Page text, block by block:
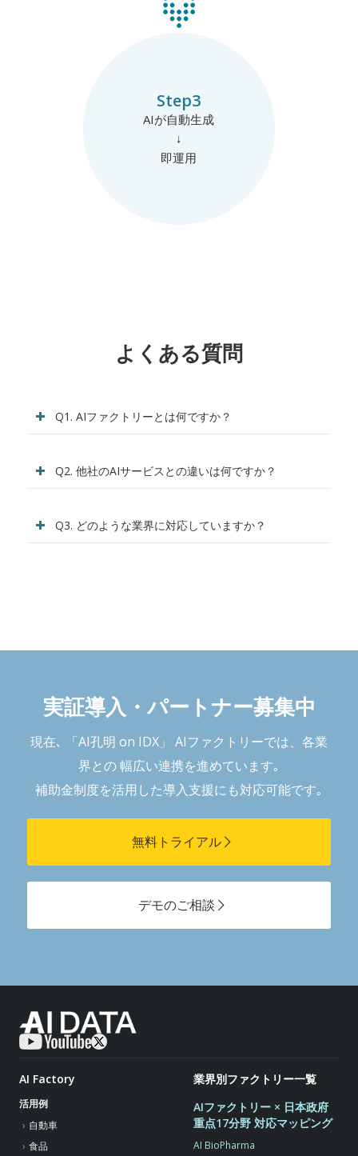
Step3
AIが自動生成
↓
即運用
よくある質問
Q1. AIファクトリーとは何ですか？
Q2. 他社のAIサービスとの違いは何ですか？
Q3. どのような業界に対応していますか？
実証導入・パートナー募集中
現在､ 「AI孔明 on IDX」 AIファクトリーでは、各業
界との 幅広い連携を進めています｡
補助金制度を活用した導入支援にも対応可能です｡
無料トライアル
デモのご相談
AI Factory
活用例
自動車
食品
業界別ファクトリー一覧
AIファクトリー × 日本政府
重点17分野 対応マッピング
AI BioPharma